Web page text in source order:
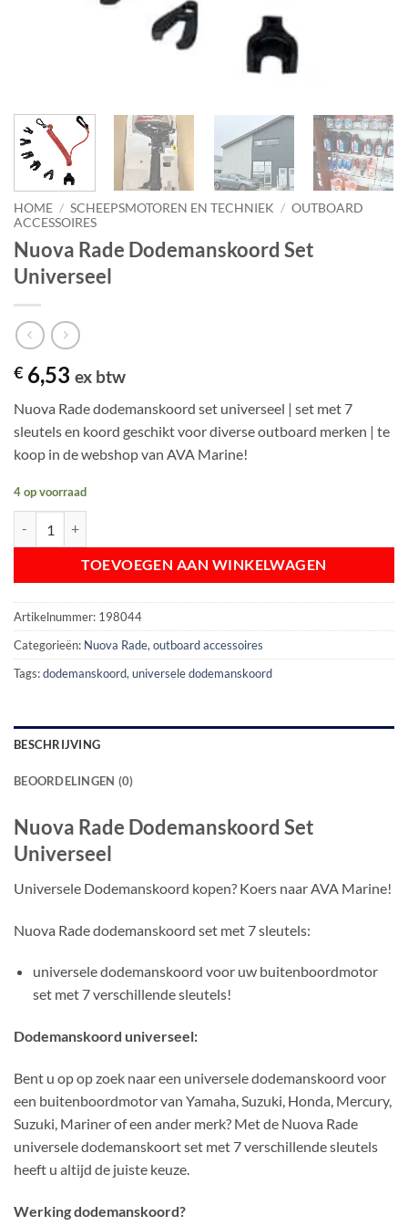
HOME / SCHEEPSMOTOREN EN TECHNIEK / OUTBOARD
ACCESSOIRES
Nuova Rade Dodemanskoord Set
Universeel
€ 6,53 ex btw
Nuova Rade dodemanskoord set universeel | set met 7
sleutels en koord geschikt voor diverse outboard merken | te
koop in de webshop van AVA Marine!
4 op voorraad
TOEVOEGEN AAN WINKELWAGEN
Artikelnummer: 198044
Categorieën: Nuova Rade, outboard accessoires
Tags:dodemanskoord, universele dodemanskoord
BESCHRIJVING
BEOORDELINGEN (0)
Nuova Rade Dodemanskoord Set
Universeel
Universele Dodemanskoord kopen? Koers naar AVA Marine!
Nuova Rade dodemanskoord set met 7 sleutels:
universele dodemanskoord voor uw buitenboordmotor
set met 7 verschillende sleutels!
Dodemanskoord universeel:
Bent u op op zoek naar een universele dodemanskoord voor
een buitenboordmotor van Yamaha, Suzuki, Honda, Mercury,
Suzuki, Mariner of een ander merk? Met de Nuova Rade
universele dodemanskoort set met 7 verschillende sleutels
heeft u altijd de juiste keuze.
Werking dodemanskoord?